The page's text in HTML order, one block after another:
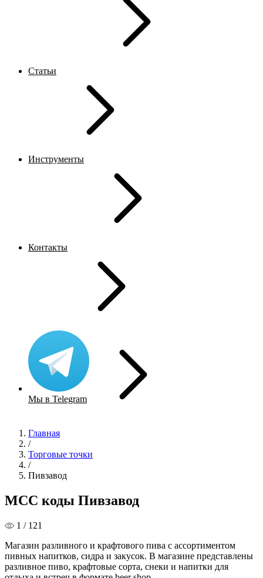
Статьи
Инструменты
Контакты
Мы в Telegram
Главная
/
Торговые точки
/
Пивзавод
MCC коды Пивзавод
1 / 121
Магазин разливного и крафтового пива с ассортиментом
пивных напитков, сидра и закусок. В магазине представлены
разливное пиво, крафтовые сорта, снеки и напитки для